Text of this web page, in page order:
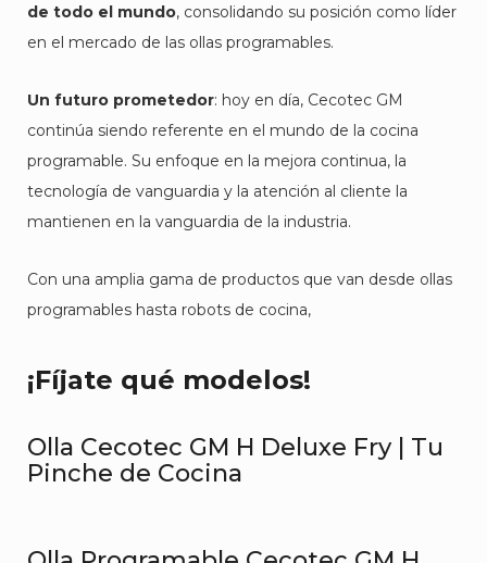
de todo el mundo, consolidando su posición como líder
en el mercado de las ollas programables.
Un futuro prometedor: hoy en día, Cecotec GM
continúa siendo referente en el mundo de la cocina
programable. Su enfoque en la mejora continua, la
tecnología de vanguardia y la atención al cliente la
mantienen en la vanguardia de la industria.
Con una amplia gama de productos que van desde ollas
programables hasta robots de cocina,
¡Fíjate qué modelos!
Olla Cecotec GM H Deluxe Fry | Tu
Pinche de Cocina